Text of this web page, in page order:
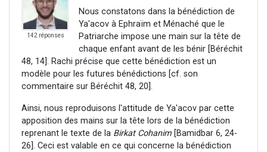
142 réponses
Nous constatons dans la bénédiction de
Ya'acov à Ephraïm et Ménaché que le
Patriarche impose une main sur la tête de
chaque enfant avant de les bénir [Béréchit
48, 14]. Rachi précise que cette bénédiction est un
modèle pour les futures bénédictions [cf. son
commentaire sur Béréchit 48, 20].
Ainsi, nous reproduisons l'attitude de Ya'acov par cette
apposition des mains sur la tête lors de la bénédiction
reprenant le texte de la Birkat Cohanim [Bamidbar 6, 24-
26]. Ceci est valable en ce qui concerne la bénédiction